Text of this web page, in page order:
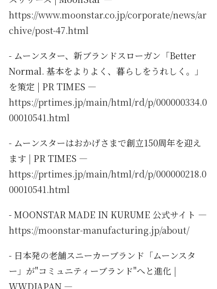
https://www.moonstar.co.jp/corporate/news/ar
chive/post-47.html
- ムーンスター、新ブランドスローガン「Better
Normal. 基本をよりよく、暮らしをうれしく。」
を策定 | PR TIMES —
https://prtimes.jp/main/html/rd/p/000000334.0
00010541.html
- ムーンスターはおかげさまで創立150周年を迎え
ます | PR TIMES —
https://prtimes.jp/main/html/rd/p/000000218.0
00010541.html
- MOONSTAR MADE IN KURUME 公式サイト —
https://moonstar-manufacturing.jp/about/
- 日本発の老舗スニーカーブランド「ムーンスタ
ー」が"コミュニティーブランド"へと進化 |
WWDJAPAN —